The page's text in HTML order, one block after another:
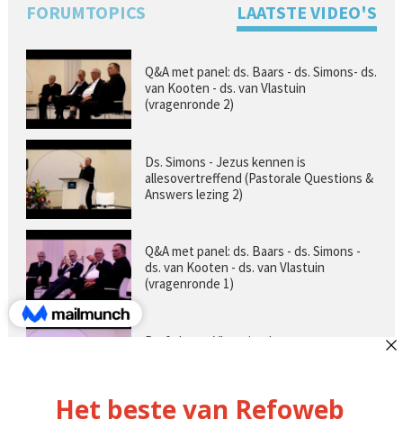
FORUMTOPICS LAATSTE VIDEO'S
Q&A met panel: ds. Baars - ds. Simons- ds.
van Kooten - ds. van Vlastuin
(vragenronde 2)
Ds. Simons - Jezus kennen is
allesovertreffend (Pastorale Questions &
Answers lezing 2)
Q&A met panel: ds. Baars - ds. Simons -
ds. van Kooten - ds. van Vlastuin
(vragenronde 1)
Prof. dr. van Vlastuin - Is